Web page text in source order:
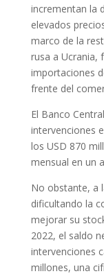
incrementan la
elevados
marco de la
rusa a Ucrania,
importaciones
frente del
El Banco
intervenciones
los USD 870
mensual en un
No obstante, a
dificultando la
mejorar su
2022, el saldo
intervenciones
millones, una